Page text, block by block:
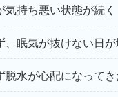
持ち悪い状態が続く
、眠気が抜けない日
脱水が心配になって